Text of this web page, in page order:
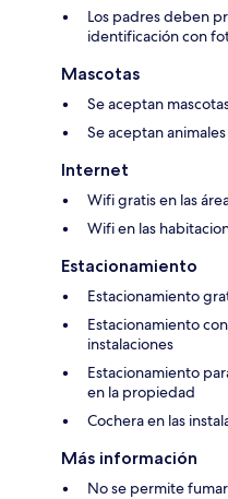
Los padres deben
identificación con
Mascotas
Se aceptan
Se aceptan
Internet
Wifi gratis en las
Wifi en las
Estacionamiento
Estacionamiento
Estacionamiento
instalaciones
Estacionamiento
en la propiedad
Cochera en las
Más información
No se permite